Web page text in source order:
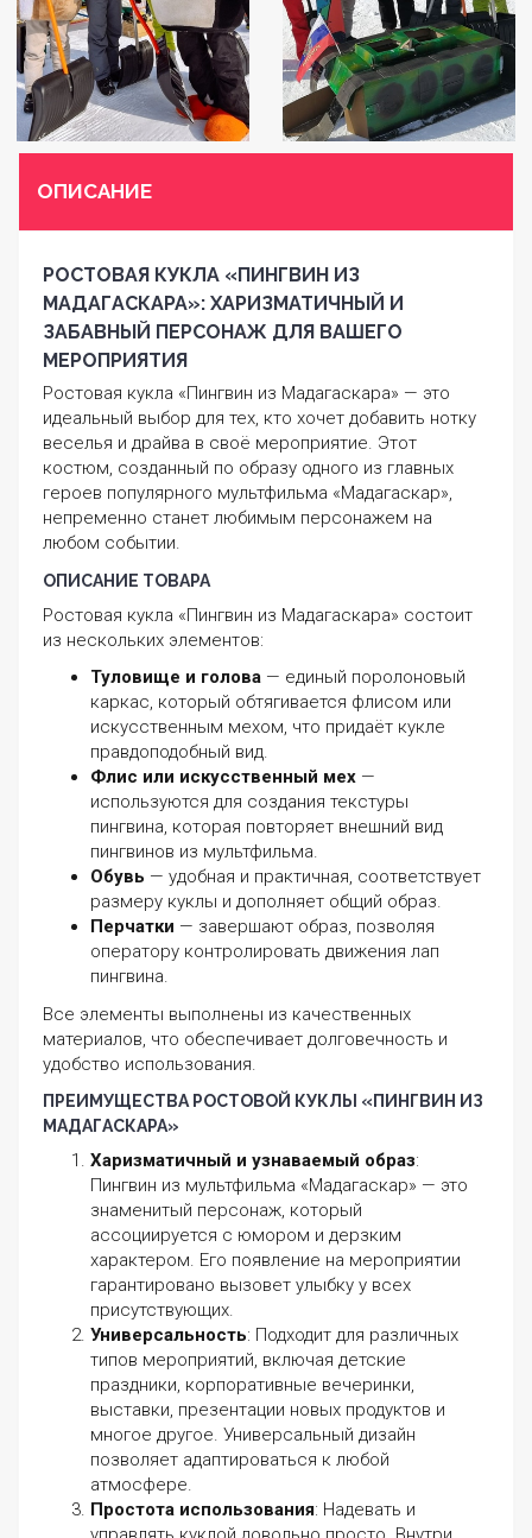
ОПИСАНИЕ
РОСТОВАЯ КУКЛА «ПИНГВИН ИЗ
МАДАГАСКАРА»: ХАРИЗМАТИЧНЫЙ И
ЗАБАВНЫЙ ПЕРСОНАЖ ДЛЯ ВАШЕГО
МЕРОПРИЯТИЯ
Ростовая кукла «Пингвин из Мадагаскара» — это
идеальный выбор для тех, кто хочет добавить нотку
веселья и драйва в своё мероприятие. Этот
костюм, созданный по образу одного из главных
героев популярного мультфильма «Мадагаскар»,
непременно станет любимым персонажем на
любом событии.
ОПИСАНИЕ ТОВАРА
Ростовая кукла «Пингвин из Мадагаскара» состоит
из нескольких элементов:
Туловище и голова — единый поролоновый
каркас, который обтягивается флисом или
искусственным мехом, что придаёт кукле
правдоподобный вид.
Флис или искусственный мех —
используются для создания текстуры
пингвина, которая повторяет внешний вид
пингвинов из мультфильма.
Обувь — удобная и практичная, соответствует
размеру куклы и дополняет общий образ.
Перчатки — завершают образ, позволяя
оператору контролировать движения лап
пингвина.
Все элементы выполнены из качественных
материалов, что обеспечивает долговечность и
удобство использования.
ПРЕИМУЩЕСТВА РОСТОВОЙ КУКЛЫ «ПИНГВИН ИЗ
МАДАГАСКАРА»
Харизматичный и узнаваемый образ:
Пингвин из мультфильма «Мадагаскар» — это
знаменитый персонаж, который
ассоциируется с юмором и дерзким
характером. Его появление на мероприятии
гарантировано вызовет улыбку у всех
присутствующих.
Универсальность: Подходит для различных
типов мероприятий, включая детские
праздники, корпоративные вечеринки,
выставки, презентации новых продуктов и
многое другое. Универсальный дизайн
позволяет адаптироваться к любой
атмосфере.
Простота использования: Надевать и